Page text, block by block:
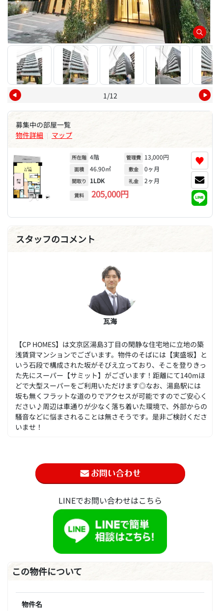
1/12
募集中の部屋一覧
物件詳細 | マップ
所在階 4階
面積 46.90㎡
間取り 1LDK
賃料 205,000円
管理費 13,000円
敷金 0ヶ月
礼金 2ヶ月
♥
スタッフのコメント
瓦海
【CP HOMES】は文京区湯島3丁目の閑静な住宅地に立地の築
浅賃貸マンションでございます。物件のそばには【実盛坂】と
いう石段で構成された坂がそびえ立っており、そこを登りきっ
た先にスーパー【サミット】がございます！距離にて140mほ
どで大型スーパーをご利用いただけます◎なお、湯島駅には
坂も無くフラットな道のりでアクセスが可能ですのでご安心く
ださい♪周辺は車通りが少なく落ち着いた環境で、外部からの
騒音などに悩まされることは無さそうです。是非ご検討くださ
いませ！
LINEでお問い合わせはこちら
この物件について
物件名